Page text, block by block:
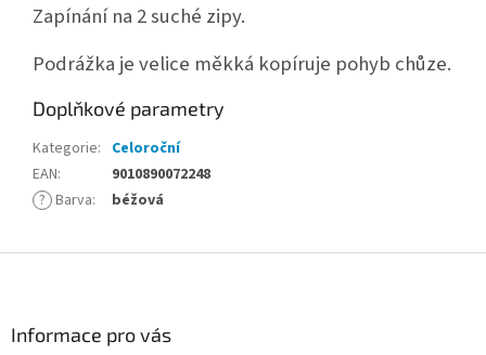
Zapínání na 2 suché zipy.
Podrážka je velice měkká kopíruje pohyb chůze.
Doplňkové parametry
Kategorie: Celoroční
EAN:
9010890072248
? Barva: béžová
Informace pro vás